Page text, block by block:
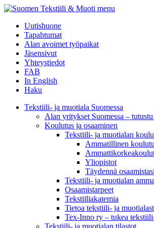
menu
Uutishuone
Tapahtumat
Alan avoimet työpaikat
Jäsensivut
Yhteystiedot
FAB
In English
Haku
Tekstiili- ja muotiala Suomessa
Alan yritykset Suomessa –
Koulutus ja osaaminen
Tekstiili- ja muotialan
Ammatillinen
Yliopistot
Täydennä
Tekstiili- ja muotialan
Osaamistarpeet
Tekstiiliakatemia
Tietoa tekstiili- ja
Tex-Inno ry – tukea
Tekstiili- ja muotialan tilastot